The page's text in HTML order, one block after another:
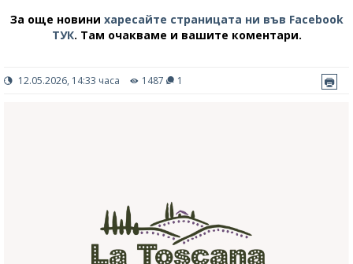
За още новини харесайте страницата ни във Facebook
ТУК. Там очакваме и вашите коментари.
12.05.2026, 14:33 часа 1487 1